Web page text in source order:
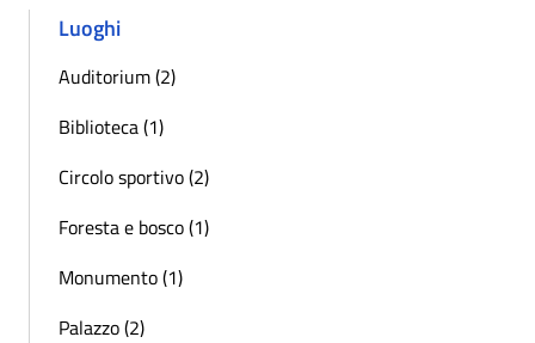
Luoghi
Auditorium (2)
Biblioteca (1)
Circolo sportivo (2)
Foresta e bosco (1)
Monumento (1)
Palazzo (2)